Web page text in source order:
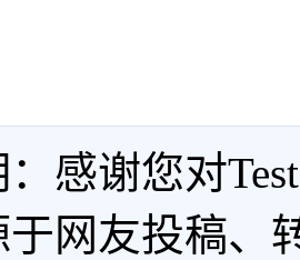
感谢您对
网友投稿、